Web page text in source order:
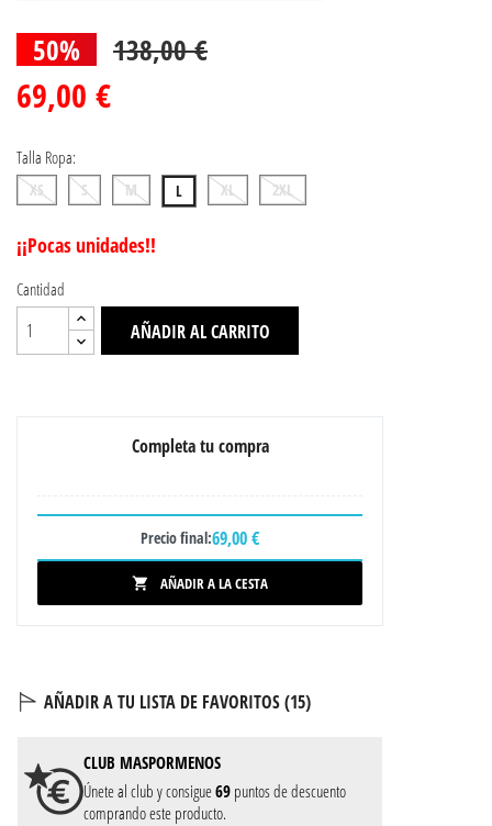
50% 138,00 €
69,00 €
Talla Ropa:
XS S M L XL 2XL
¡¡Pocas unidades!!
Cantidad
AÑADIR AL CARRITO
Completa tu compra
Precio final:69,00 €
 AÑADIR A LA CESTA
AÑADIR A TU LISTA DE FAVORITOS (15)
CLUB MASPORMENOS
Únete al club y consigue69 puntos de descuento
comprando este producto.